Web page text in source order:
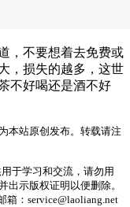
，不要想着去免费或
，损失的越多，这世
不好喝还是酒不好
本站原创发布。转载请注
于学习和交流，请勿用
出示版权证明以便删除。
：service@laoliang.net